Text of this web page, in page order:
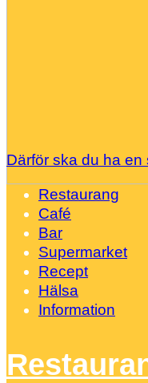
Därför ska du ha
Restaurang
Café
Bar
Supermarket
Recept
Hälsa
Information